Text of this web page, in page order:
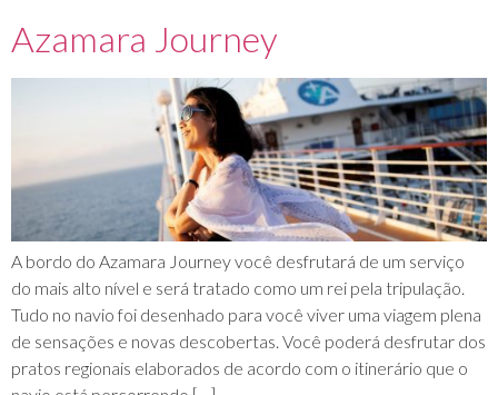
Azamara Journey
A bordo do Azamara Journey você desfrutará de um serviço
do mais alto nível e será tratado como um rei pela tripulação.
Tudo no navio foi desenhado para você viver uma viagem plena
de sensações e novas descobertas. Você poderá desfrutar dos
pratos regionais elaborados de acordo com o itinerário que o